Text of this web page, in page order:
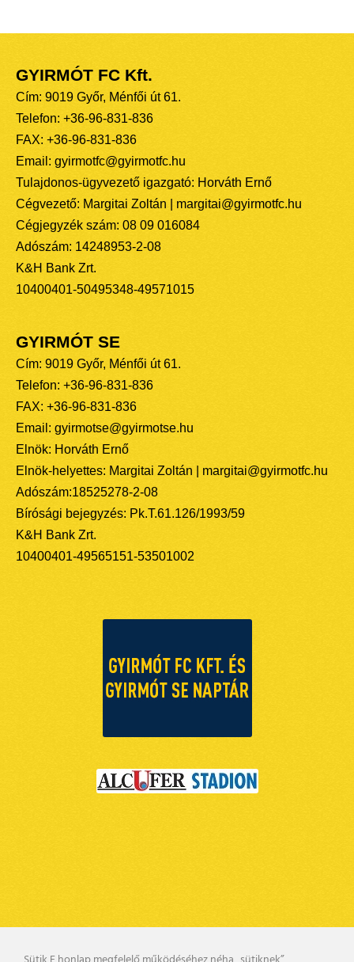
GYIRMÓT FC Kft.
Cím: 9019 Győr, Ménfői út 61.
Telefon: +36-96-831-836
FAX: +36-96-831-836
Email: gyirmotfc@gyirmotfc.hu
Tulajdonos-ügyvezető igazgató: Horváth Ernő
Cégvezető: Margitai Zoltán | margitai@gyirmotfc.hu
Cégjegyzék szám: 08 09 016084
Adószám: 14248953-2-08
K&H Bank Zrt.
10400401-50495348-49571015
GYIRMÓT SE
Cím: 9019 Győr, Ménfői út 61.
Telefon: +36-96-831-836
FAX: +36-96-831-836
Email: gyirmotse@gyirmotse.hu
Elnök: Horváth Ernő
Elnök-helyettes: Margitai Zoltán | margitai@gyirmotfc.hu
Adószám:18525278-2-08
Bírósági bejegyzés: Pk.T.61.126/1993/59
K&H Bank Zrt.
10400401-49565151-53501002